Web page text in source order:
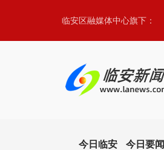
临安区融媒体中心旗下：
今日临安 今日要闻